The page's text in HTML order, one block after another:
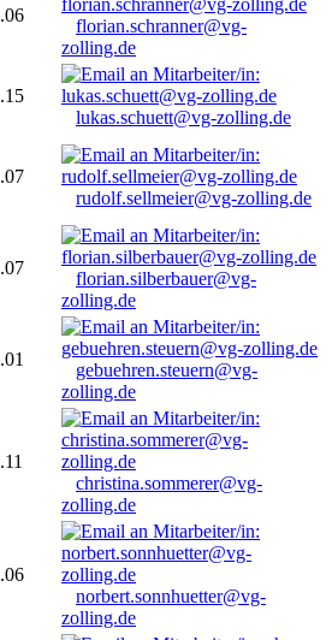
florian.schranner@vg-
zolling.de
lukas.schuett@vg-zolling.de
rudolf.sellmeier@vg-zolling.de
florian.silberbauer@vg-
zolling.de
gebuehren.steuern@vg-
zolling.de
christina.sommerer@vg-
zolling.de
norbert.sonnhuetter@vg-
zolling.de